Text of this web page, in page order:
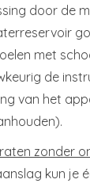
door de
met
de
van het
zonder
kun je